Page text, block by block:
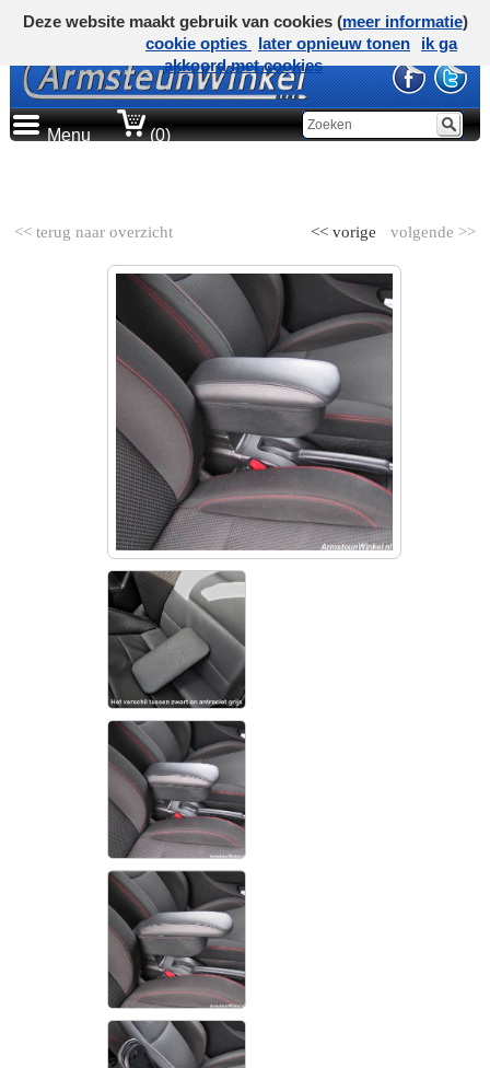
Menu (0)
<< terug naar overzicht volgende >>
<< vorige
Deze website maakt gebruik van cookies (meer informatie)
cookie opties
later opnieuw tonen
ik ga
akkoord met cookies